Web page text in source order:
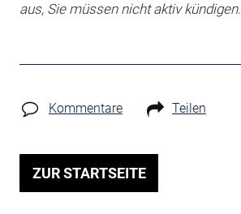
aus, Sie müssen nicht aktiv kündigen.
Kommentare Teilen
ZUR STARTSEITE